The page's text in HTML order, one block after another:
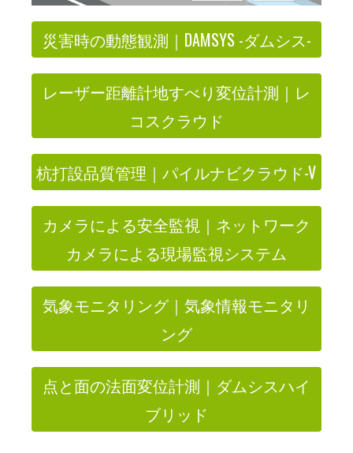
災害時の動態観測｜DAMSYS -ダムシス-
レーザー距離計地すべり変位計測｜レ
コスクラウド
杭打設品質管理｜パイルナビクラウド-V
カメラによる安全監視｜ネットワーク
カメラによる現場監視システム
気象モニタリング｜気象情報モニタリ
ング
点と面の法面変位計測｜ダムシスハイ
ブリッド